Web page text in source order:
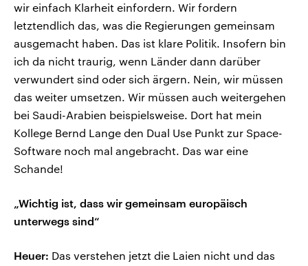
wir einfach Klarheit einfordern. Wir fordern
letztendlich das, was die Regierungen gemeinsam
ausgemacht haben. Das ist klare Politik. Insofern bin
ich da nicht traurig, wenn Länder dann darüber
verwundert sind oder sich ärgern. Nein, wir müssen
das weiter umsetzen. Wir müssen auch weitergehen
bei Saudi-Arabien beispielsweise. Dort hat mein
Kollege Bernd Lange den Dual Use Punkt zur Space-
Software noch mal angebracht. Das war eine
Schande!
„Wichtig ist, dass wir gemeinsam europäisch
unterwegs sind“
Heuer: Das verstehen jetzt die Laien nicht und das